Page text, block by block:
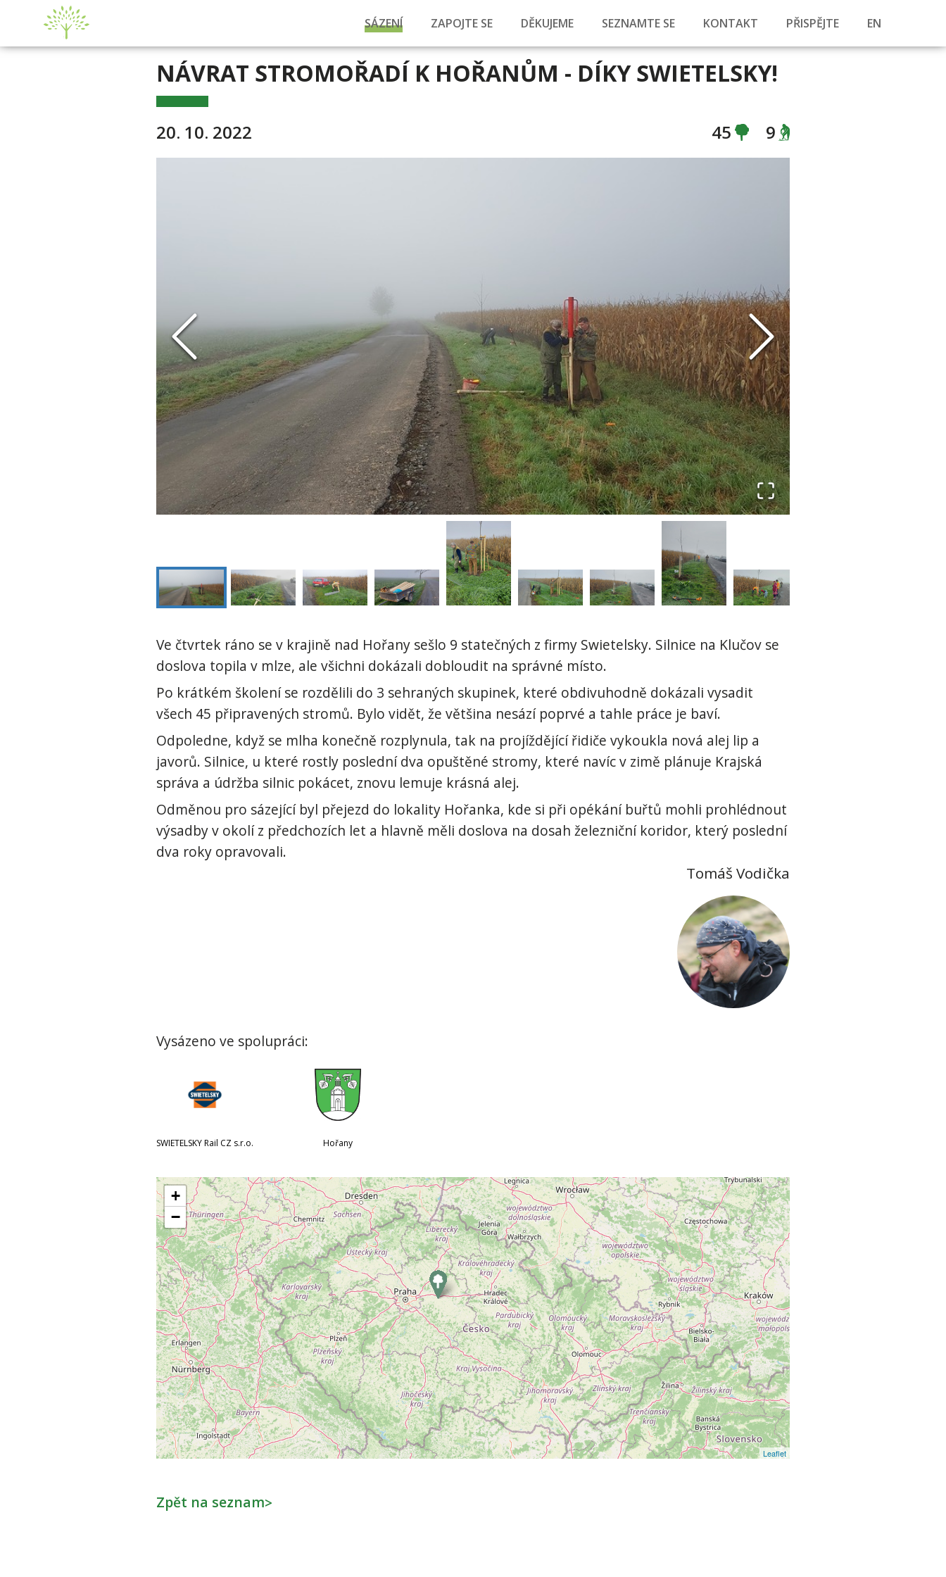
SÁZENÍ ZAPOJTE SE DĚKUJEME SEZNAMTE SE KONTAKT PŘISPĚJTE EN
NÁVRAT STROMOŘADÍ K HOŘANŮM - DÍKY SWIETELSKY!
20. 10. 2022 45 9
Ve čtvrtek ráno se v krajině nad Hořany sešlo 9 statečných z firmy Swietelsky. Silnice na Klučov se
doslova topila v mlze, ale všichni dokázali dobloudit na správné místo.
Po krátkém školení se rozdělili do 3 sehraných skupinek, které obdivuhodně dokázali vysadit
všech 45 připravených stromů. Bylo vidět, že většina nesází poprvé a tahle práce je baví.
Odpoledne, když se mlha konečně rozplynula, tak na projíždějící řidiče vykoukla nová alej lip a
javorů. Silnice, u které rostly poslední dva opuštěné stromy, které navíc v zimě plánuje Krajská
správa a údržba silnic pokácet, znovu lemuje krásná alej.
Odměnou pro sázející byl přejezd do lokality Hořanka, kde si při opékání buřtů mohli prohlédnout
výsadby v okolí z předchozích let a hlavně měli doslova na dosah železniční koridor, který poslední
dva roky opravovali.
Tomáš Vodička
Vysázeno ve spolupráci:
SWIETELSKY Rail CZ s.r.o. Hořany
+
−
Leaflet
Zpět na seznam>